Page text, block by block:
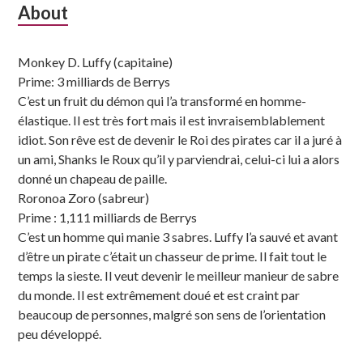
Subsidiary
About
Monkey D. Luffy (capitaine)
Prime: 3 milliards de Berrys
C’est un fruit du démon qui l’a transformé en homme-
élastique. Il est très fort mais il est invraisemblablement
idiot. Son rêve est de devenir le Roi des pirates car il a juré à
un ami, Shanks le Roux qu’il y parviendrai, celui-ci lui a alors
donné un chapeau de paille.
Roronoa Zoro (sabreur)
Prime : 1,111 milliards de Berrys
C’est un homme qui manie 3 sabres. Luffy l’a sauvé et avant
d’être un pirate c’était un chasseur de prime. Il fait tout le
temps la sieste. Il veut devenir le meilleur manieur de sabre
du monde. Il est extrêmement doué et est craint par
beaucoup de personnes, malgré son sens de l’orientation
peu développé.